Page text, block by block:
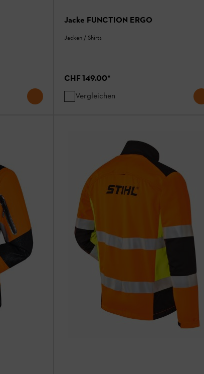
Jacke FUNCTION ERGO
Jacken / Shirts
CHF 149.00*
Vergleichen